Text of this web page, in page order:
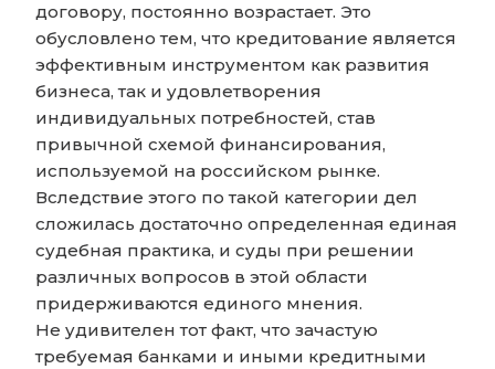
договору, постоянно возрастает. Это
обусловлено тем, что кредитование является
эффективным инструментом как развития
бизнеса, так и удовлетворения
индивидуальных потребностей, став
привычной схемой финансирования,
используемой на российском рынке.
Вследствие этого по такой категории дел
сложилась достаточно определенная единая
судебная практика, и суды при решении
различных вопросов в этой области
придерживаются единого мнения.
Не удивителен тот факт, что зачастую
требуемая банками и иными кредитными